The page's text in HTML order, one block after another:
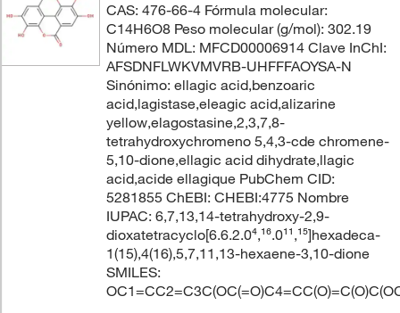
CAS: 476-66-4 Fórmula molecular:
C14H6O8 Peso molecular (g/mol): 302.19
Número MDL: MFCD00006914 Clave InChI:
AFSDNFLWKVMVRB-UHFFFAOYSA-N
Sinónimo: ellagic acid,benzoaric
acid,lagistase,eleagic acid,alizarine
yellow,elagostasine,2,3,7,8-
tetrahydroxychromeno 5,4,3-cde chromene-
5,10-dione,ellagic acid dihydrate,llagic
acid,acide ellagique PubChem CID:
5281855 ChEBI: CHEBI:4775 Nombre
IUPAC: 6,7,13,14-tetrahydroxy-2,9-
dioxatetracyclo[6.6.2.0⁴,¹⁶.0¹¹,¹⁵]hexadeca-
1(15),4(16),5,7,11,13-hexaene-3,10-dione
SMILES: